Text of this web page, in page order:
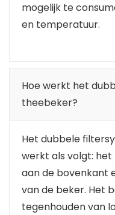
mogelijk te
en temperatuur.
Hoe werkt het
theebeker?
Het dubbele
werkt als volgt:
aan de bovenkant
van de beker. Het
tegenhouden van